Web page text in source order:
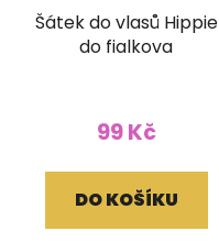
Šátek do vlasů Hippie
do fialkova
99 Kč
DO KOŠÍKU